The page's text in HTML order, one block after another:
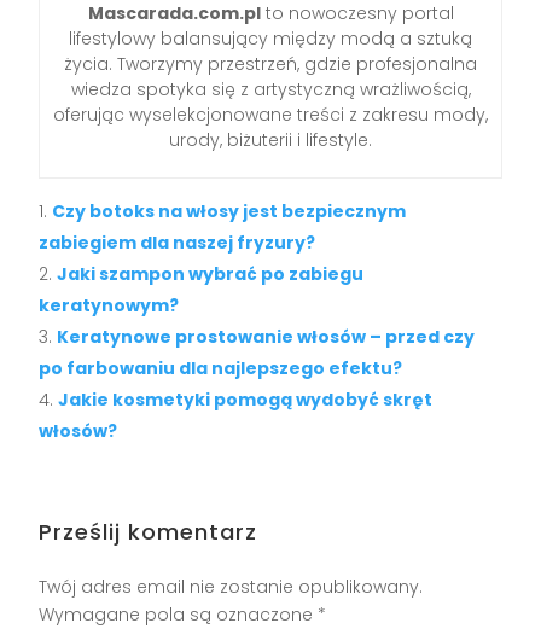
Mascarada.com.plto nowoczesny portal
lifestylowy balansujący między modą a sztuką
życia. Tworzymy przestrzeń, gdzie profesjonalna
wiedza spotyka się z artystyczną wrażliwością,
oferując wyselekcjonowane treści z zakresu mody,
urody, biżuterii i lifestyle.
Czy botoks na włosy jest bezpiecznym
zabiegiem dla naszej fryzury?
Jaki szampon wybrać po zabiegu
keratynowym?
Keratynowe prostowanie włosów – przed czy
po farbowaniu dla najlepszego efektu?
Jakie kosmetyki pomogą wydobyć skręt
włosów?
Prześlij komentarz
Twój adres email nie zostanie opublikowany.
Wymagane pola są oznaczone *